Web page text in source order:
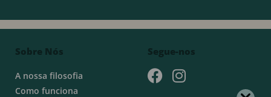
Sobre Nós
A nossa filosofia
Como funciona
Segue-nos